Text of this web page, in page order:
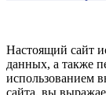
Настоящий сайт
данных, а также
использованием
сайта, вы